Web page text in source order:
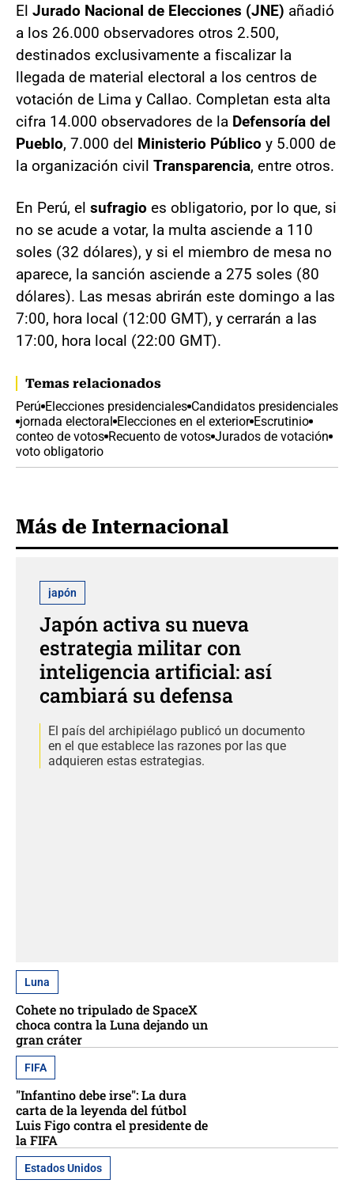
El Jurado Nacional de Elecciones (JNE) añadió
a los 26.000 observadores otros 2.500,
destinados exclusivamente a fiscalizar la
llegada de material electoral a los centros de
votación de Lima y Callao. Completan esta alta
cifra 14.000 observadores de la Defensoría del
Pueblo, 7.000 del Ministerio Público y 5.000 de
la organización civil Transparencia, entre otros.
En Perú, el sufragio es obligatorio, por lo que, si
no se acude a votar, la multa asciende a 110
soles (32 dólares), y si el miembro de mesa no
aparece, la sanción asciende a 275 soles (80
dólares). Las mesas abrirán este domingo a las
7:00, hora local (12:00 GMT), y cerrarán a las
17:00, hora local (22:00 GMT).
Temas relacionados
Perú Elecciones presidenciales Candidatos presidenciales
jornada electoral Elecciones en el exterior Escrutinio
conteo de votos Recuento de votos Jurados de votación
voto obligatorio
Más de Internacional
japón
Japón activa su nueva
estrategia militar con
inteligencia artificial: así
cambiará su defensa
El país del archipiélago publicó un documento
en el que establece las razones por las que
adquieren estas estrategias.
Luna
Cohete no tripulado de SpaceX
choca contra la Luna dejando un
gran cráter
FIFA
"Infantino debe irse": La dura
carta de la leyenda del fútbol
Luis Figo contra el presidente de
la FIFA
Estados Unidos